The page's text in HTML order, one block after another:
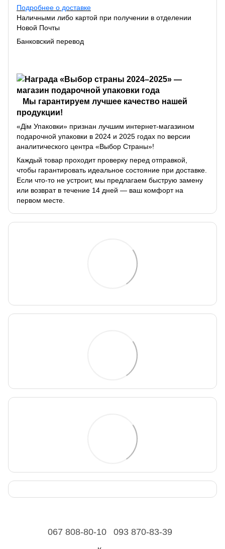
Подробнее о доставке
Наличными либо картой при получении в отделении
Новой Почты
Банковский перевод
Мы гарантируем лучшее качество нашей
продукции!
«Дім Упаковки» признан лучшим интернет-магазином
подарочной упаковки в 2024 и 2025 годах по версии
аналитического центра «Выбор Страны»!
Каждый товар проходит проверку перед отправкой,
чтобы гарантировать идеальное состояние при доставке.
Если что-то не устроит, мы предлагаем быструю замену
или возврат в течение 14 дней — ваш комфорт на
первом месте.
067 808-80-10 093 870-83-39